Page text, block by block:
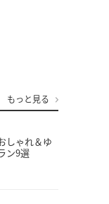
もっと見る
しゃれ＆ゆ
ン9選